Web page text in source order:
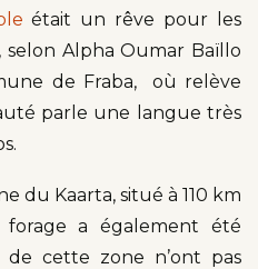
était un rêve pour les
selon Alpha Oumar Baïllo
de Fraba, où relève
parle une langue très
du Kaarta, situé à 110 km
a également été
de cette zone n’ont pas